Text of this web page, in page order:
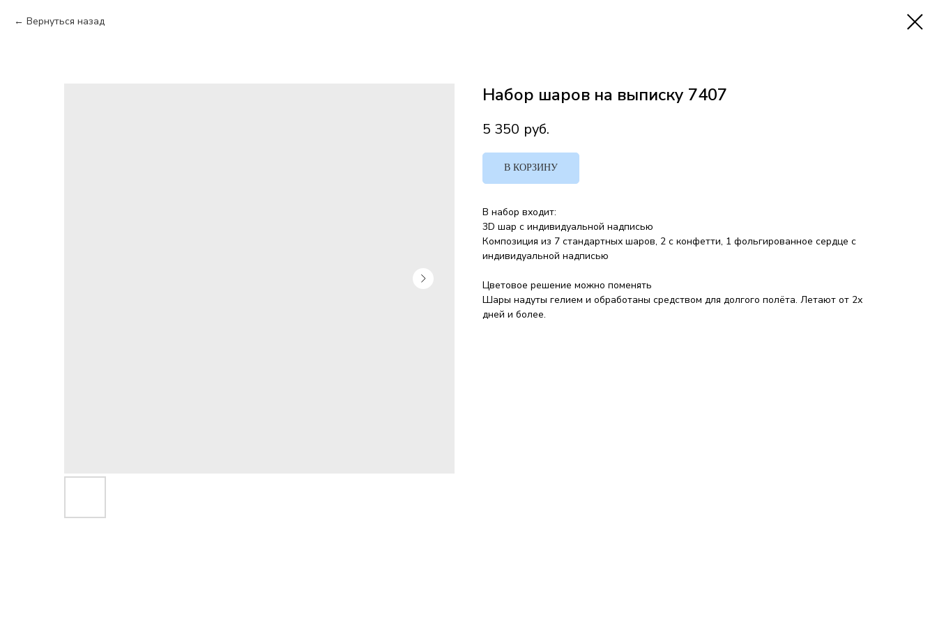
Вернуться назад
Набор шаров на выписку 7407
5 350 руб.
В КОРЗИНУ
В набор входит:
3D шар с индивидуальной надписью
Композиция из 7 стандартных шаров, 2 с конфетти, 1 фольгированное сердце с
индивидуальной надписью
Цветовое решение можно поменять
Шары надуты гелием и обработаны средством для долгого полёта. Летают от 2х
дней и более.